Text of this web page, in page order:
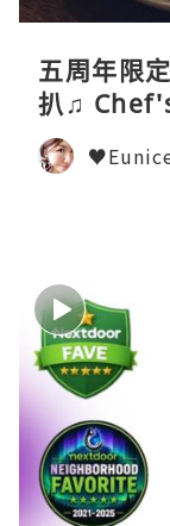
五周年限
扒♫